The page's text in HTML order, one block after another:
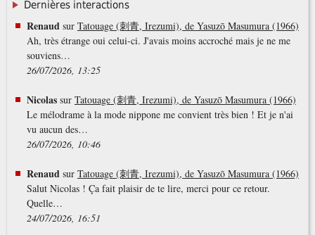
Dernières interactions
Renaudsur Tatouage (刺青, Irezumi), de Yasuzō Masumura (1966)
Ah, très étrange oui celui-ci. J'avais moins accroché mais je ne me
souviens…
26/07/2026, 13:25
Nicolassur Tatouage (刺青, Irezumi), de Yasuzō Masumura (1966)
Le mélodrame à la mode nippone me convient très bien ! Et je n'ai
vu aucun des…
26/07/2026, 10:46
Renaudsur Tatouage (刺青, Irezumi), de Yasuzō Masumura (1966)
Salut Nicolas ! Ça fait plaisir de te lire, merci pour ce retour.
Quelle…
24/07/2026, 16:51